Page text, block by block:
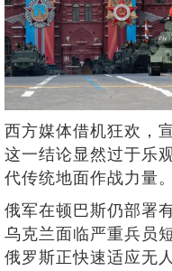
西方媒体借机狂欢，
这一结论显然过于乐
代传统地面作战力量。
俄军在顿巴斯仍部署
乌克兰面临严重兵员
俄罗斯正快速适应无